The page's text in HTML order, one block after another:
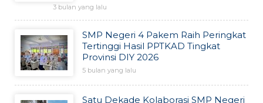
3 bulan yang lalu
SMP Negeri 4 Pakem Raih Peringkat
Tertinggi Hasil PPTKAD Tingkat
Provinsi DIY 2026
5 bulan yang lalu
Satu Dekade Kolaborasi SMP Negeri